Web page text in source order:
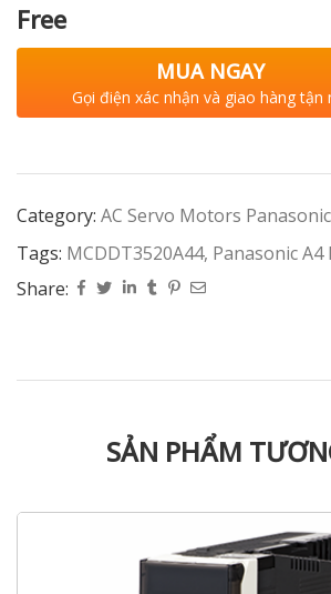
Free
MUA NGAY
Gọi điện xác nhận và giao hàng tận
Category: AC Servo Motors Panasonic
Tags: MCDDT3520A44, Panasonic A4
Share:
SẢN PHẨM